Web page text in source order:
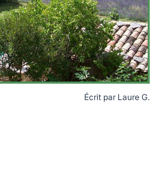
Écrit par Laure G.